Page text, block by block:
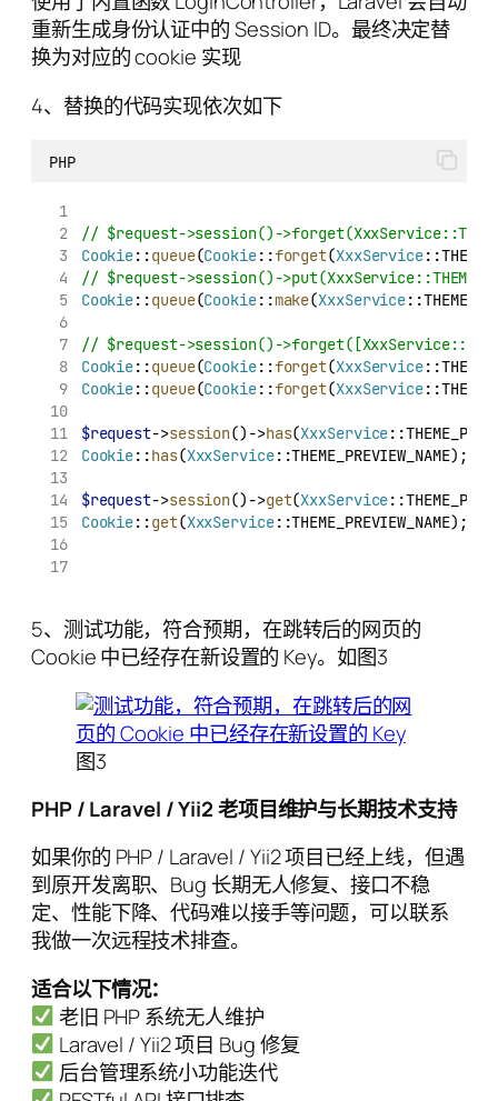
重新生成身份认证中的 Session ID。最终决定替
换为对应的 cookie 实现
4、替换的代码实现依次如下
PHP
// $request->session()-
Cookie::queue(Cookie::forget(XxxService
// $request->session()-
Cookie::queue(Cookie::make(XxxService
// $request->session()-
Cookie::queue(Cookie::forget(XxxService
Cookie::queue(Cookie::forget(XxxService
$request->session()->has(XxxService
Cookie::has(XxxService::THEME_PREVIEW_NAME);
$request->session()->get(XxxService
Cookie::get(XxxService::THEME_PREVIEW_NAME);
5、测试功能，符合预期，在跳转后的网页的
Cookie 中已经存在新设置的 Key。如图3
图3
PHP / Laravel / Yii2 老项目维护与长期技术支持
如果你的 PHP / Laravel / Yii2 项目已经上线，但遇
到原开发离职、Bug 长期无人修复、接口不稳
定、性能下降、代码难以接手等问题，可以联系
我做一次远程技术排查。
适合以下情况：
老旧 PHP 系统无人维护
Laravel / Yii2 项目 Bug 修复
后台管理系统小功能迭代